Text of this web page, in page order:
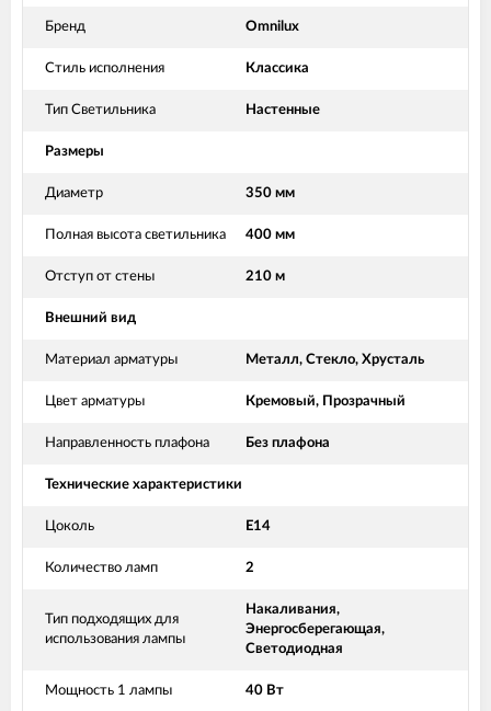
Бренд Omnilux
Стиль исполнения Классика
Тип Светильника Настенные
Размеры
Диаметр 350 мм
Полная высота светильника 400 мм
Отступ от стены 210 м
Внешний вид
Материал арматуры Металл, Стекло, Хрусталь
Цвет арматуры Кремовый, Прозрачный
Направленность плафона Без плафона
Технические характеристики
Цоколь Е14
Количество ламп 2
Тип подходящих для
использования лампы
Накаливания,
Энергосберегающая,
Светодиодная
Мощность 1 лампы 40 Вт